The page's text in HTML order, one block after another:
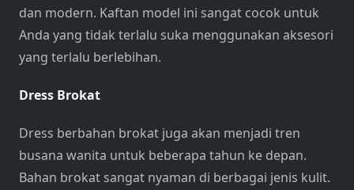
dan modern. Kaftan model ini sangat cocok untuk
Anda yang tidak terlalu suka menggunakan aksesori
yang terlalu berlebihan.
Dress Brokat
Dress berbahan brokat juga akan menjadi tren
busana wanita untuk beberapa tahun ke depan.
Bahan brokat sangat nyaman di berbagai jenis kulit.